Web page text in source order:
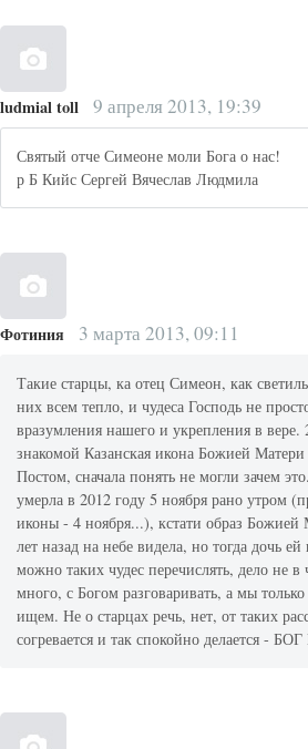
ludmial toll 9 апреля 2013, 19:39
Святый отче Симеоне моли Бога о нас!
р Б Кийс Сергей Вячеслав Людмила
Фотиния 3 марта 2013, 09:11
Такие старцы, ка отец Симеон, как
них всем тепло, и чудеса Господь не
вразумления нашего и укрепления в вере.
знакомой Казанская икона Божией
Постом, сначала понять не могли зачем
умерла в 2012 году 5 ноября рано утром
иконы - 4 ноября...), кстати образ Божией
лет назад на небе видела, но тогда дочь
можно таких чудес перечислять, дело не в
много, с Богом разговаривать, а мы
ищем. Не о старцах речь, нет, от таких
согревается и так спокойно делается -